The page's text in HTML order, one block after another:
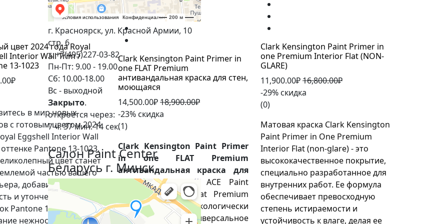
г. Красноярск, ул. Красной Армии, 10
стр. 6
т. +7(495)227-03-82
Пн-Пт: 9.00 - 19.00
Сб: 10.00-18.00
Вс - выходной
Закрыто.
откроется через:
7 ч. 37 мин. 13 сек.
Салон Paint Center
Беларусь г. Минск
цвет 2024 года Royal
Interior Wall Trim /
13-1023
в мир новых
с готовым цветом 2024
Eggshell Interior Wall
Pantone 13-1023.
цвет станет
частью вашего
добавив в него
и утонченность.
Pantone 13-1023 - это
нежности и теплоты,
В корзину
Clark Kensington Paint Primer in
one FLAT Premium
антивандальная краска для стен,
моющаяся
14,500.00₽18,900.00₽
-23% скидка
(1)
Clark Kensington Paint Primer
in one FLAT Premium
антивандальная краска для
стен.Краска-грунт ACE Paint
Clark Kensington Flat Premium
Enamel - это экологически
чистое и универсальное
Clark Kensington Paint Primer in
one Premium Interior Flat (NON-
GLARE)
11,900.00₽16,800.00₽
-29% скидка
(0)
Матовая краска Clark Kensington
Paint Primer in One Premium
Interior Flat (non-glare) - это
высококачественное покрытие,
специально разработанное для
внутренних работ. Ее формула
обеспечивает превосходную
степень истираемости и
устойчивость к влаге, делая ее